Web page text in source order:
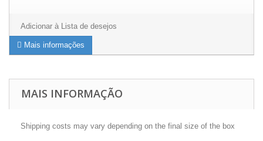
Adicionar à Lista de desejos
Mais informações
MAIS INFORMAÇÃO
Shipping costs may vary depending on the final size of the box